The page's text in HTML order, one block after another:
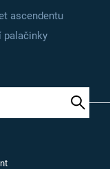
ascendentu
palačinky